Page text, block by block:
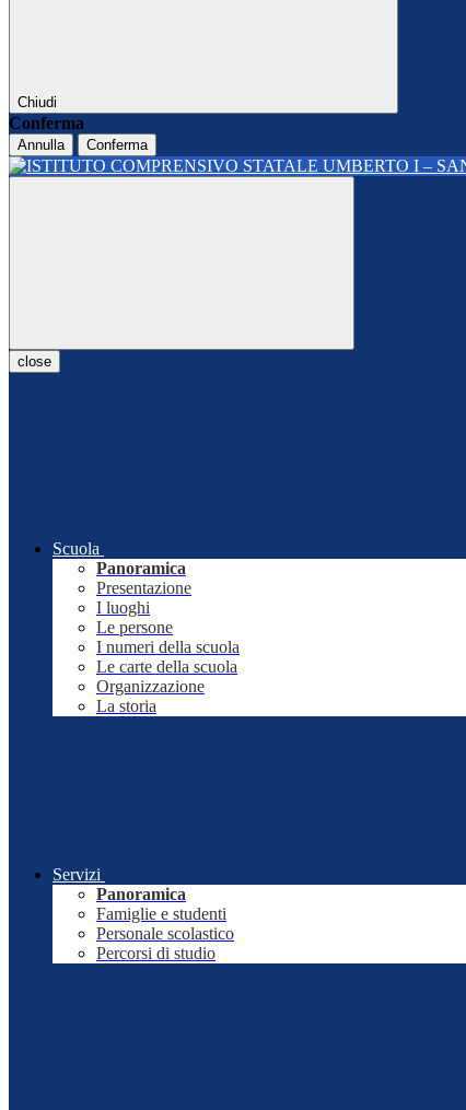
Chiudi
Conferma
Annulla Conferma
close
Scuola
Panoramica
Presentazione
I luoghi
Le persone
I numeri della scuola
Le carte della scuola
Organizzazione
La storia
Servizi
Panoramica
Famiglie e studenti
Personale scolastico
Percorsi di studio